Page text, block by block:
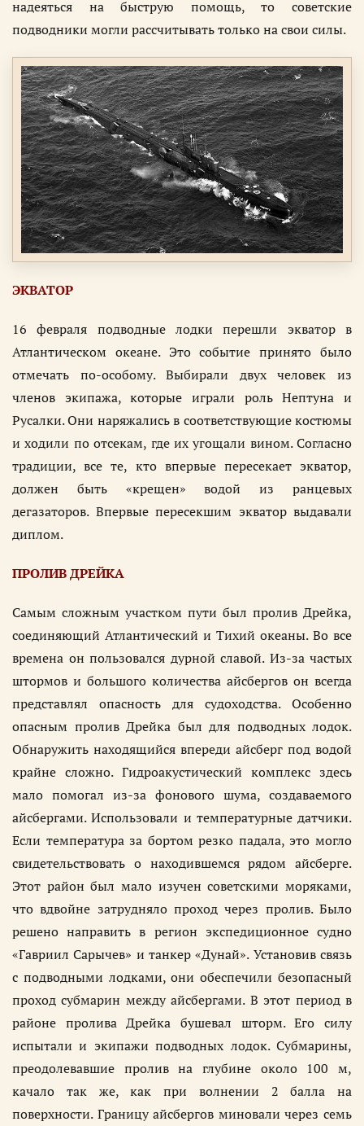
надеяться на быструю помощь, то советские
подводники могли рассчитывать только на свои силы.
ЭКВАТОР
16 февраля подводные лодки перешли экватор в
Атлантическом океане. Это событие принято было
отмечать по-особому. Выбирали двух человек из
членов экипажа, которые играли роль Нептуна и
Русалки. Они наряжались в соответствующие костюмы
и ходили по отсекам, где их угощали вином. Согласно
традиции, все те, кто впервые пересекает экватор,
должен быть «крещен» водой из ранцевых
дегазаторов. Впервые пересекшим экватор выдавали
диплом.
ПРОЛИВ ДРЕЙКА
Самым сложным участком пути был пролив Дрейка,
соединяющий Атлантический и Тихий океаны. Во все
времена он пользовался дурной славой. Из-за частых
штормов и большого количества айсбергов он всегда
представлял опасность для судоходства. Особенно
опасным пролив Дрейка был для подводных лодок.
Обнаружить находящийся впереди айсберг под водой
крайне сложно. Гидроакустический комплекс здесь
мало помогал из-за фонового шума, создаваемого
айсбергами. Использовали и температурные датчики.
Если температура за бортом резко падала, это могло
свидетельствовать о находившемся рядом айсберге.
Этот район был мало изучен советскими моряками,
что вдвойне затрудняло проход через пролив. Было
решено направить в регион экспедиционное судно
«Гавриил Сарычев» и танкер «Дунай». Установив связь
с подводными лодками, они обеспечили безопасный
проход субмарин между айсбергами. В этот период в
районе пролива Дрейка бушевал шторм. Его силу
испытали и экипажи подводных лодок. Субмарины,
преодолевавшие пролив на глубине около 100 м,
качало так же, как при волнении 2 балла на
поверхности. Границу айсбергов миновали через семь